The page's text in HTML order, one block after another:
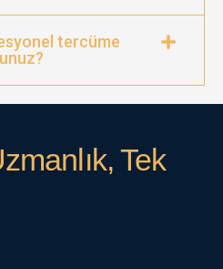
tercüme
Tek